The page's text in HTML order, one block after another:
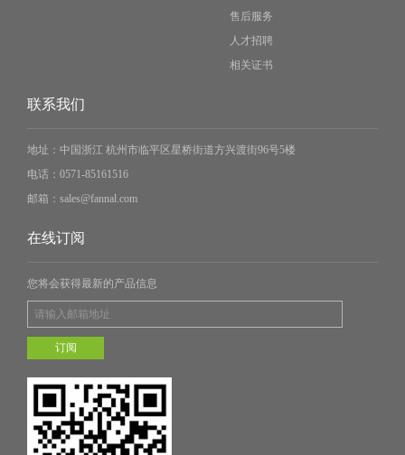
售后服务
人才招聘
相关证书
联系我们
地址： 中国浙江 杭州市临平区星桥街道方兴渡街96号5楼
电话： 0571-85161516
邮箱： sales@fannal.com
在线订阅
您将会获得最新的产品信息
订阅